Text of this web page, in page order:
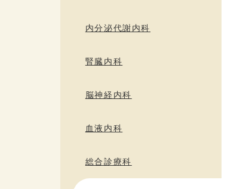
内分泌代謝内科
腎臓内科
脳神経内科
血液内科
総合診療科